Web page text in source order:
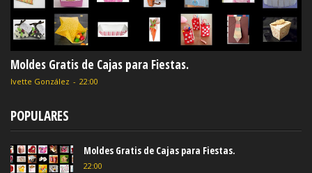
Moldes Gratis de Cajas para Fiestas.
Ivette González - 22:00
POPULARES
Moldes Gratis de Cajas para Fiestas.
22:00